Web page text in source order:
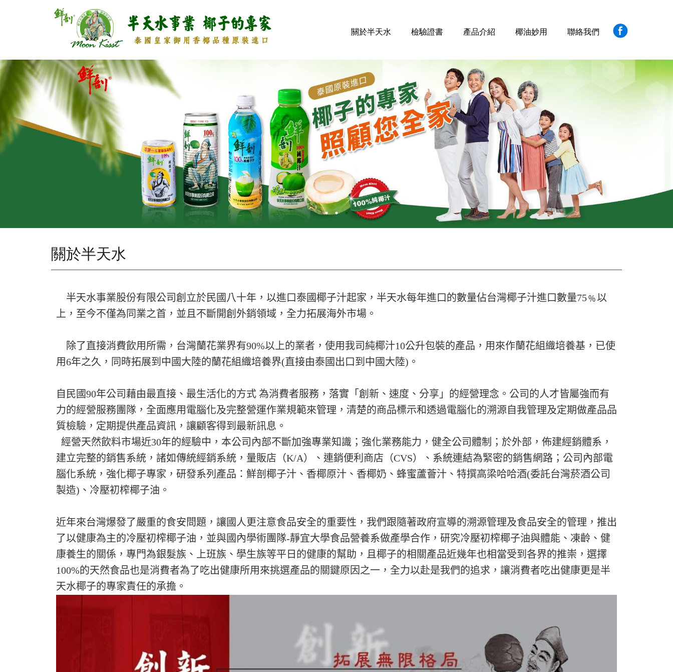
關於半天水 檢驗證書 產品介紹 椰油妙用 聯絡我們
關於半天水
半天水事業股份有限公司創立於民國八十年，以進口泰國椰子汁起家，半天水每年進口的數量佔台灣椰子汁進口數量75﹪以
上，至今不僅為同業之首，並且不斷開創外銷領域，全力拓展海外市場。
除了直接消費飲用所需，台灣蘭花業界有90%以上的業者，使用我司純椰汁10公升包裝的產品，用來作蘭花組織培養基，已使
用6年之久，同時拓展到中國大陸的蘭花組織培養界(直接由泰國出口到中國大陸)。
自民國90年公司藉由最直接、最生活化的方式 為消費者服務，落實「創新、速度、分享」的經營理念。公司的人才皆屬強而有
力的經營服務團隊，全面應用電腦化及完整營運作業規範來管理，清楚的商品標示和透過電腦化的溯源自我管理及定期做產品品
質檢驗，定期提供產品資訊，讓顧客得到最新訊息。
經營天然飲料市場近30年的經驗中，本公司內部不斷加強專業知識；強化業務能力，健全公司體制；於外部，佈建經銷體系，
建立完整的銷售系統，諸如傳統經銷系統，量販店（K/A）、連銷便利商店（CVS）、系統連結為緊密的銷售網路；公司內部電
腦化系統，強化椰子專家，研發系列產品：鮮剖椰子汁、香椰原汁、香椰奶、蜂蜜蘆薈汁、特撰高梁哈哈酒(委託台灣菸酒公司
製造)、冷壓初榨椰子油。
近年來台灣爆發了嚴重的食安問題，讓國人更注意食品安全的重要性，我們跟隨著政府宣導的溯源管理及食品安全的管理，推出
了以健康為主的冷壓初榨椰子油，並與國內學術團隊-靜宜大學食品營養系做產學合作，研究冷壓初榨椰子油與體能、凍齡、健
康養生的關係，專門為銀髮族、上班族、學生族等平日的健康的幫助，且椰子的相關產品近幾年也相當受到各界的推崇，選擇
100%的天然食品也是消費者為了吃出健康所用來挑選產品的關鍵原因之一，全力以赴是我們的追求，讓消費者吃出健康更是半
天水椰子的專家責任的承擔。